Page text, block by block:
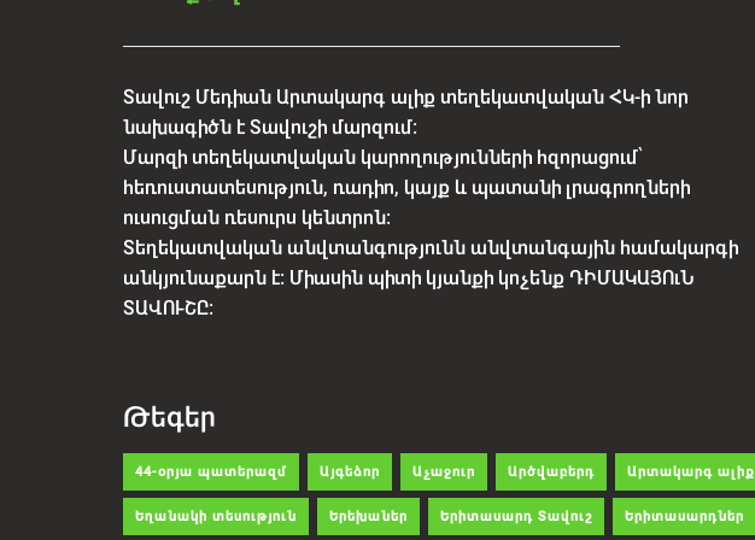
Տավուշ Մեդիան Արտակարգ ալիք տեղեկատվական ՀԿ-ի նոր
նախագիծն է Տավուշի մարզում:
Մարզի տեղեկատվական կարողությունների հզորացում՝
հեռուստատեսություն, ռադիո, կայք և պատանի լրագրողների
ուսուցման ռեսուրս կենտրոն:
Տեղեկատվական անվտանգությունն անվտանգային համակարգի
անկյունաքարն է: Միասին պիտի կյանքի կոչենք ԴԻՄԱԿԱՅՈւՆ
ՏԱՎՈՒՇԸ:
Թեգեր
44-օրյա պատերազմ Այգեձոր Աչաջուր Արծվաբերդ Արտակարգ ալիք
Եղանակի տեսություն Երեխաներ Երիտասարդ Տավուշ Երիտասարդներ